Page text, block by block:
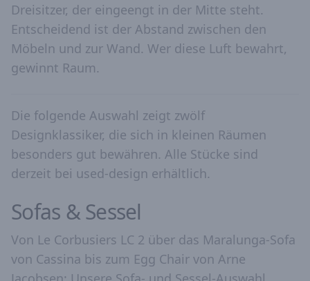
Dreisitzer, der eingeengt in der Mitte steht.
Entscheidend ist der Abstand zwischen den
Möbeln und zur Wand. Wer diese Luft bewahrt,
gewinnt Raum.
Die folgende Auswahl zeigt zwölf
Designklassiker, die sich in kleinen Räumen
besonders gut bewähren. Alle Stücke sind
derzeit bei used-design erhältlich.
Sofas & Sessel
Von Le Corbusiers LC 2 über das Maralunga-Sofa
von Cassina bis zum Egg Chair von Arne